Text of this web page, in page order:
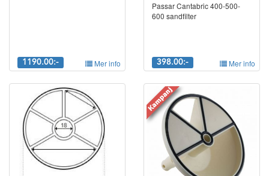
1190.00:- Mer info
Passar Cantabric 400-500-
600 sandfilter
398.00:- Mer info